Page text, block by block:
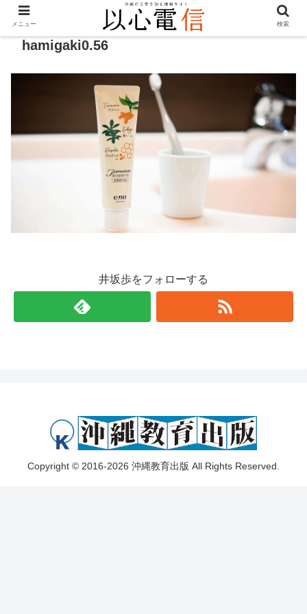
hamigaki0.56
井坂歩をフォローする
Copyright © 2016-2026 沖縄教育出版 All Rights Reserved.
メニュー 検索